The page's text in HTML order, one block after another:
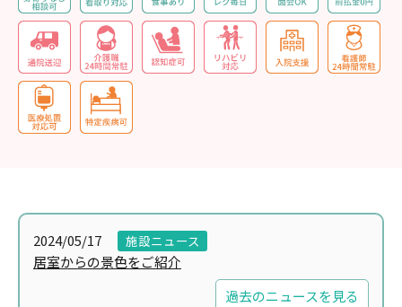
2024/05/17 施設ニュース
居室からの景色をご紹介
過去のニュースを見る